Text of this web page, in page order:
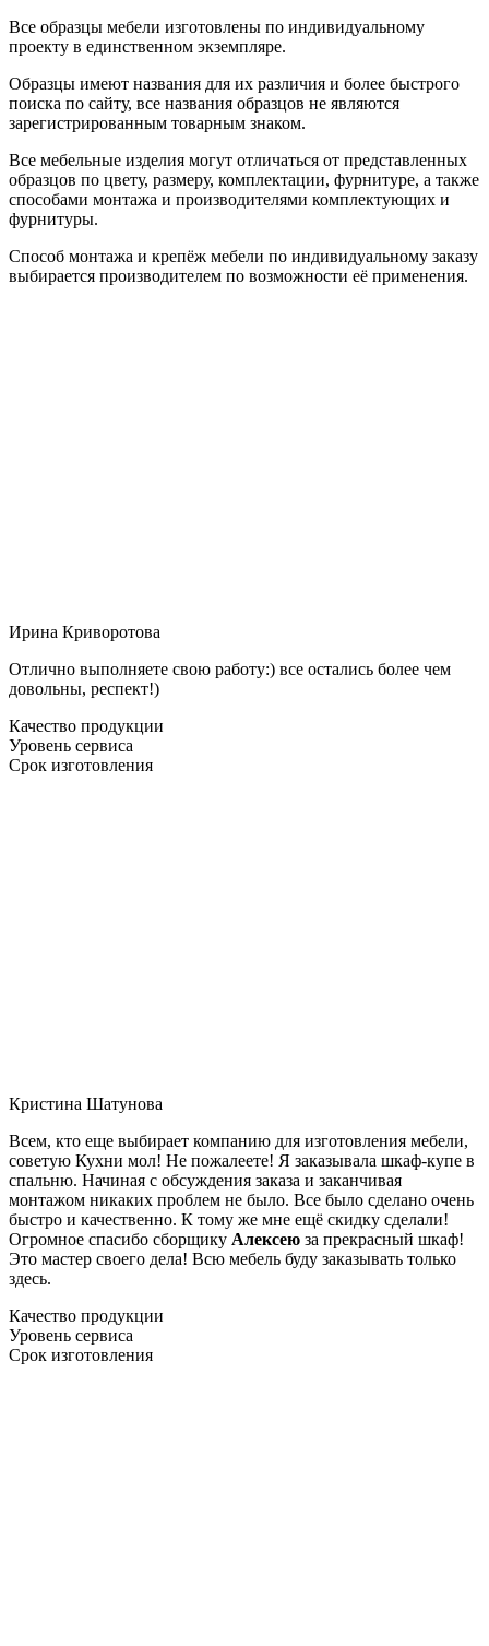
Все образцы мебели изготовлены по индивидуальному
проекту в единственном экземпляре.
Образцы имеют названия для их различия и более быстрого
поиска по сайту, все названия образцов не являются
зарегистрированным товарным знаком.
Все мебельные изделия могут отличаться от представленных
образцов по цвету, размеру, комплектации, фурнитуре, а также
способами монтажа и производителями комплектующих и
фурнитуры.
Способ монтажа и крепёж мебели по индивидуальному заказу
выбирается производителем по возможности её применения.
Ирина Криворотова
Отлично выполняете свою работу:) все остались более чем
довольны, респект!)
Качество продукции
Уровень сервиса
Срок изготовления
Кристина Шатунова
Всем, кто еще выбирает компанию для изготовления мебели,
советую Кухни мол! Не пожалеете! Я заказывала шкаф-купе в
спальню. Начиная с обсуждения заказа и заканчивая
монтажом никаких проблем не было. Все было сделано очень
быстро и качественно. К тому же мне ещё скидку сделали!
Огромное спасибо сборщику Алексею за прекрасный шкаф!
Это мастер своего дела! Всю мебель буду заказывать только
здесь.
Качество продукции
Уровень сервиса
Срок изготовления